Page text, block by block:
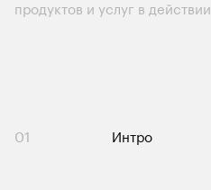
продуктов и услуг в действии
01 Интро